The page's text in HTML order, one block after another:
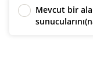
Mevcut bir